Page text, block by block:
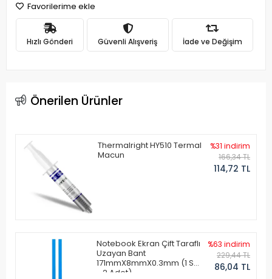
Favorilerime ekle
Hızlı Gönderi Güvenli Alışveriş İade ve Değişim
Önerilen Ürünler
Thermalright HY510 Termal
Macun
%31 indirim
166,34 TL
114,72 TL
Notebook Ekran Çift Taraflı
Uzayan Bant
171mmX8mmX0.3mm (1 Set
- 2 Adet)
%63 indirim
229,44 TL
86,04 TL